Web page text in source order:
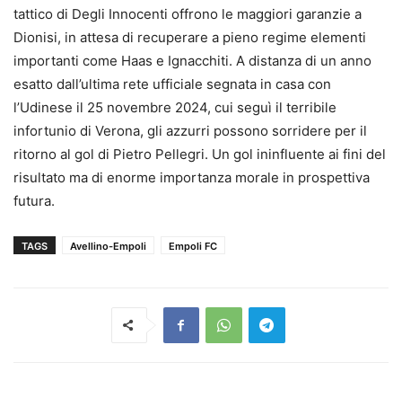
tattico di Degli Innocenti offrono le maggiori garanzie a
Dionisi, in attesa di recuperare a pieno regime elementi
importanti come Haas e Ignacchiti. A distanza di un anno
esatto dall’ultima rete ufficiale segnata in casa con
l’Udinese il 25 novembre 2024, cui seguì il terribile
infortunio di Verona, gli azzurri possono sorridere per il
ritorno al gol di Pietro Pellegri. Un gol ininfluente ai fini del
risultato ma di enorme importanza morale in prospettiva
futura.
TAGS Avellino-Empoli Empoli FC